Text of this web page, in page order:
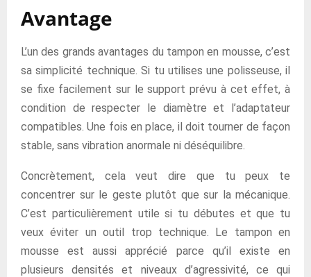
Avantage
L’un des grands avantages du tampon en mousse, c’est
sa simplicité technique. Si tu utilises une polisseuse, il
se fixe facilement sur le support prévu à cet effet, à
condition de respecter le diamètre et l’adaptateur
compatibles. Une fois en place, il doit tourner de façon
stable, sans vibration anormale ni déséquilibre.
Concrètement, cela veut dire que tu peux te
concentrer sur le geste plutôt que sur la mécanique.
C’est particulièrement utile si tu débutes et que tu
veux éviter un outil trop technique. Le tampon en
mousse est aussi apprécié parce qu’il existe en
plusieurs densités et niveaux d’agressivité, ce qui